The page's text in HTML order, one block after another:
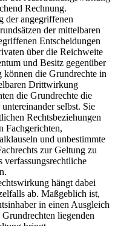
Rechnung.
der angegriffenen
der mittelbaren
Entscheidungen
über die Reichweite
und Besitz gegenüber
können die Grundrechte in
Drittwirkung
die Grundrechte die
selbst. Sie
Rechtsbeziehungen
Fachgerichten,
und unbestimmte
zur Geltung zu
verfassungsrechtliche
hängt dabei
ab. Maßgeblich ist,
in einen Ausgleich
liegenden